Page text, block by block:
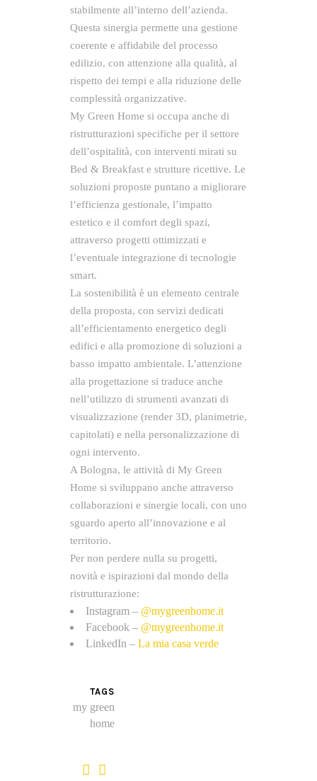
stabilmente all’interno dell’azienda.
Questa sinergia permette una gestione
coerente e affidabile del processo
edilizio, con attenzione alla qualità, al
rispetto dei tempi e alla riduzione delle
complessità organizzative.
My Green Home si occupa anche di
ristrutturazioni specifiche per il settore
dell’ospitalità, con interventi mirati su
Bed & Breakfast e strutture ricettive. Le
soluzioni proposte puntano a migliorare
l’efficienza gestionale, l’impatto
estetico e il comfort degli spazi,
attraverso progetti ottimizzati e
l’eventuale integrazione di tecnologie
smart.
La sostenibilità è un elemento centrale
della proposta, con servizi dedicati
all’efficientamento energetico degli
edifici e alla promozione di soluzioni a
basso impatto ambientale. L’attenzione
alla progettazione si traduce anche
nell’utilizzo di strumenti avanzati di
visualizzazione (render 3D, planimetrie,
capitolati) e nella personalizzazione di
ogni intervento.
A Bologna, le attività di My Green
Home si sviluppano anche attraverso
collaborazioni e sinergie locali, con uno
sguardo aperto all’innovazione e al
territorio.
Per non perdere nulla su progetti,
novità e ispirazioni dal mondo della
ristrutturazione:
Instagram – @mygreenhome.it
Facebook – @mygreenhome.it
LinkedIn – La mia casa verde
TAGS
my green
home